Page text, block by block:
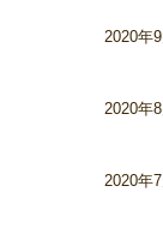
2020年9
2020年8
2020年7